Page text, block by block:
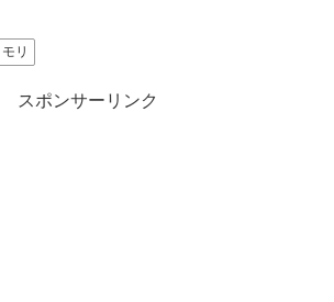
リ
スポンサーリンク